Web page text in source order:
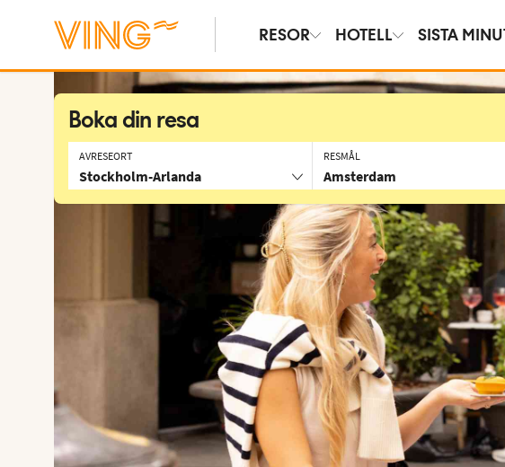
RESOR HOTELL SISTA
Boka din resa
AVRESEORT
Stockholm-Arlanda
RESMÅL
Amsterdam